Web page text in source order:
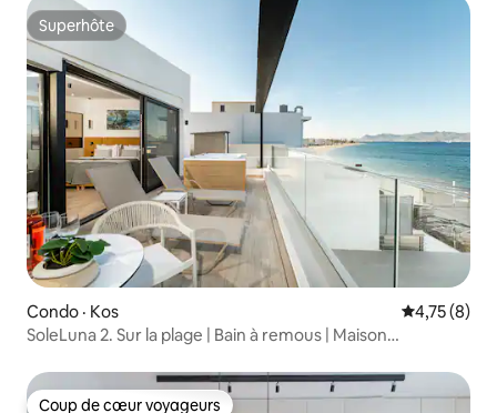
Superhôte
Superhôte
Condo · Kos Note
4,75 (8)
SoleLuna 2. Sur la plage | Bain à remous | Maison
Coup de cœur voyageurs